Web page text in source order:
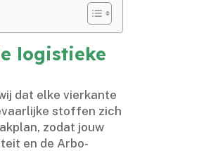
logistieke
dat elke vierkante
stoffen zich
zodat jouw
en de Arbo-